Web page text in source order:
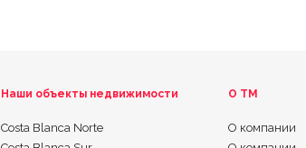
Наши объекты недвижимости
Costa Blanca Norte
О ТМ
О компании